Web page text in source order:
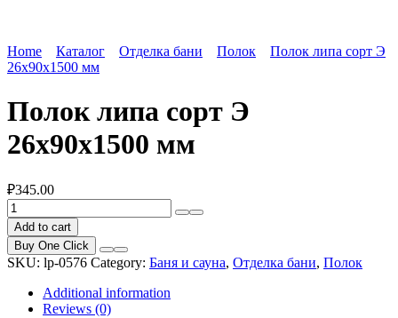
Home Каталог Отделка бани Полок
Полок липа сорт Э
26x90x1500 мм
Полок липа сорт Э
26x90x1500 мм
₽345.00
Полок
липа
сорт
Э
26x90x1500
quantity
Add to cart
Buy One Click
SKU: lp-0576 Category: Баня и сауна, Отделка бани, Полок
Additional information
Reviews (0)